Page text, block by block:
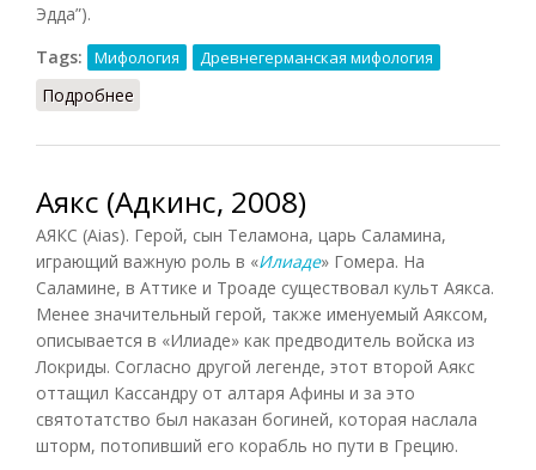
Эдда”).
Tags:
Мифология Древнегерманская мифология
Подробнее
Аякс (Адкинс, 2008)
АЯКС (Aias). Герой, сын Теламона, царь Саламина,
играющий важную роль в «Илиаде» Гомера. На
Саламине, в Аттике и Троаде существовал культ Аякса.
Менее значительный герой, также именуемый Аяксом,
описывается в «Илиаде» как предводитель войска из
Локриды. Согласно другой легенде, этот второй Аякс
оттащил Кассандру от алтаря Афины и за это
святотатство был наказан богиней, которая наслала
шторм, потопивший его корабль но пути в Грецию.